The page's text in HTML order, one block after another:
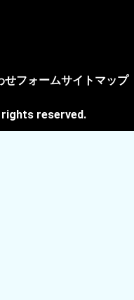
せフォームサイトマップ
rights reserved.